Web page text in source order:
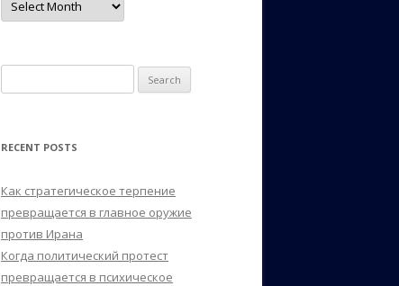
for:
RECENT POSTS
Как стратегическое терпение
превращается в главное оружие
против Ирана
Когда политический протест
превращается в психическое